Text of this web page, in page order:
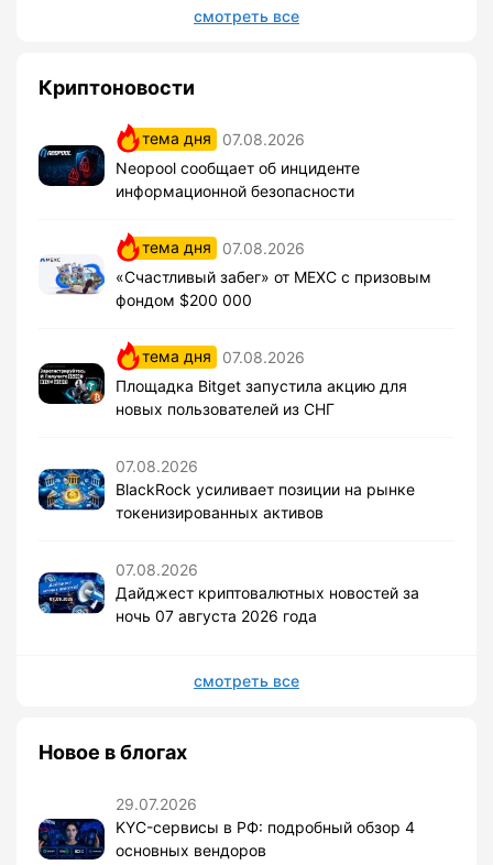
смотреть все
Криптоновости
тема дня
07.08.2026
Neopool сообщает об инциденте
информационной безопасности
тема дня
07.08.2026
«Счастливый забег» от MEXC с призовым
фондом $200 000
тема дня
07.08.2026
Площадка Bitget запустила акцию для
новых пользователей из СНГ
07.08.2026
BlackRock усиливает позиции на рынке
токенизированных активов
07.08.2026
Дайджест криптовалютных новостей за
ночь 07 августа 2026 года
смотреть все
Новое в блогах
29.07.2026
KYC-сервисы в РФ: подробный обзор 4
основных вендоров